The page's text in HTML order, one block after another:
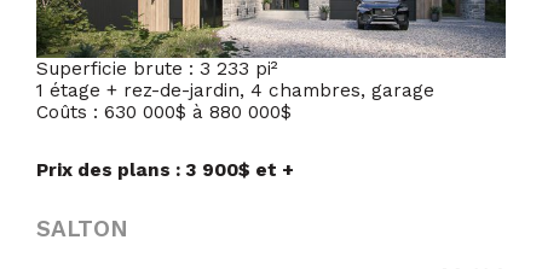
Superficie brute : 3 233 pi²
1 étage + rez-de-jardin, 4 chambres, garage
Coûts : 630 000$ à 880 000$
Prix des plans : 3 900$ et +
SALTON